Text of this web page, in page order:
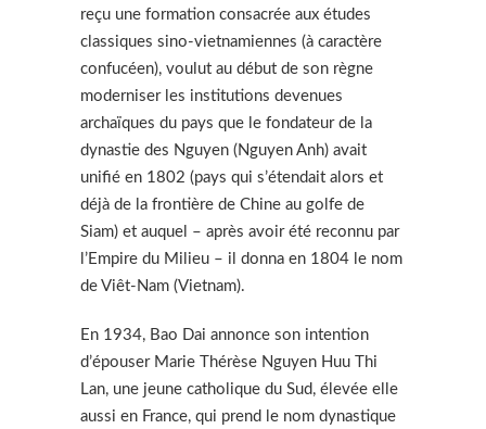
reçu une formation consacrée aux études
classiques sino-vietnamiennes (à caractère
confucéen), voulut au début de son règne
moderniser les institutions devenues
archaïques du pays que le fondateur de la
dynastie des Nguyen (Nguyen Anh) avait
unifié en 1802 (pays qui s’étendait alors et
déjà de la frontière de Chine au golfe de
Siam) et auquel – après avoir été reconnu par
l’Empire du Milieu – il donna en 1804 le nom
de Viêt-Nam (Vietnam).
En 1934, Bao Dai annonce son intention
d’épouser Marie Thérèse Nguyen Huu Thi
Lan, une jeune catholique du Sud, élevée elle
aussi en France, qui prend le nom dynastique